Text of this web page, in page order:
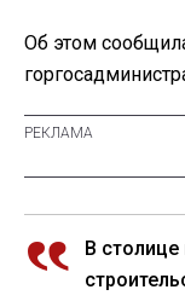
Об этом
В столице